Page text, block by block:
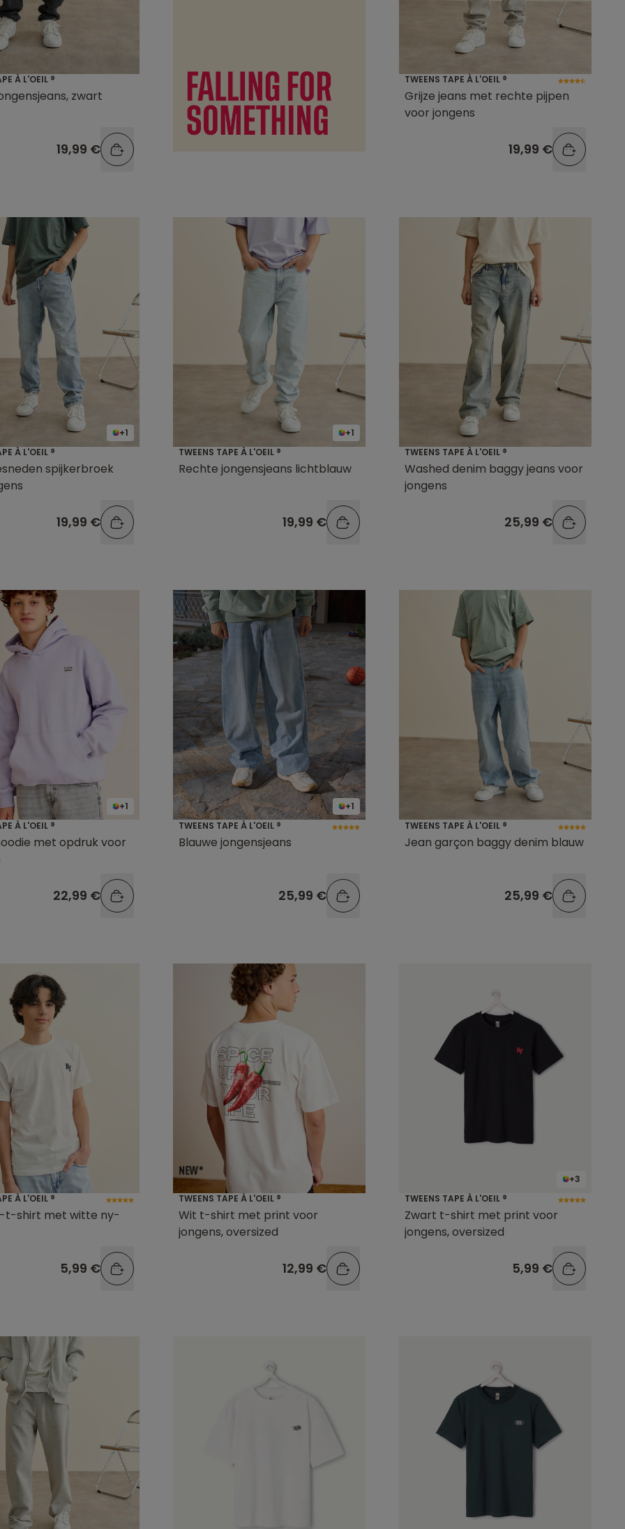
À L'OEIL ®
zwart
19,99 €
TWEENS TAPE À L'OEIL ®
Grijze jeans met rechte pijpen
voor jongens
19,99 €
+1
À L'OEIL ®
spijkerbroek
19,99 €
+1
TWEENS TAPE À L'OEIL ®
Rechte jongensjeans lichtblauw
19,99 €
TWEENS TAPE À L'OEIL ®
Washed denim baggy jeans voor
jongens
25,99 €
+1
À L'OEIL ®
met opdruk voor
22,99 €
+1
TWEENS TAPE À L'OEIL ®
Blauwe jongensjeans
25,99 €
TWEENS TAPE À L'OEIL ®
Jean garçon baggy denim blauw
25,99 €
À L'OEIL ®
t-shirt met witte ny-
5,99 €
TWEENS TAPE À L'OEIL ®
Wit t-shirt met print voor
jongens, oversized
12,99 €
+3
TWEENS TAPE À L'OEIL ®
Zwart t-shirt met print voor
jongens, oversized
5,99 €